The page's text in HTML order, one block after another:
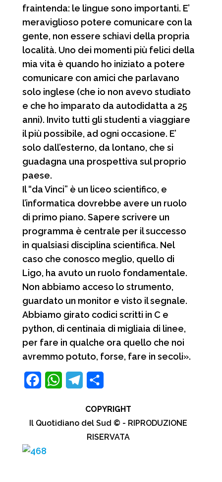
fraintenda: le lingue sono importanti. E’
meraviglioso potere comunicare con la
gente, non essere schiavi della propria
località. Uno dei momenti più felici della
mia vita è quando ho iniziato a potere
comunicare con amici che parlavano
solo inglese (che io non avevo studiato
e che ho imparato da autodidatta a 25
anni). Invito tutti gli studenti a viaggiare
il più possibile, ad ogni occasione. E’
solo dall’esterno, da lontano, che si
guadagna una prospettiva sul proprio
paese.
Il “da Vinci” è un liceo scientifico, e
l’informatica dovrebbe avere un ruolo
di primo piano. Sapere scrivere un
programma è centrale per il successo
in qualsiasi disciplina scientifica. Nel
caso che conosco meglio, quello di
Ligo, ha avuto un ruolo fondamentale.
Non abbiamo acceso lo strumento,
guardato un monitor e visto il segnale.
Abbiamo girato codici scritti in C e
python, di centinaia di migliaia di linee,
per fare in qualche ora quello che noi
avremmo potuto, forse, fare in secoli».
b
W
n
COPYRIGHT
Il Quotidiano del Sud © - RIPRODUZIONE
RISERVATA